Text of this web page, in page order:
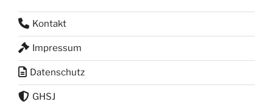
Kontakt
Impressum
Datenschutz
GHSJ